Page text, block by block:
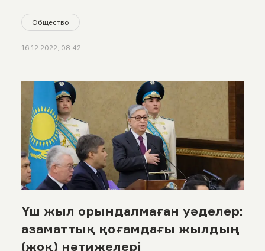
Общество
16.12.2022, 08:42
Үш жыл орындалмаған уәделер:
азаматтық қоғамдағы жылдың
(жоқ) нәтижелері